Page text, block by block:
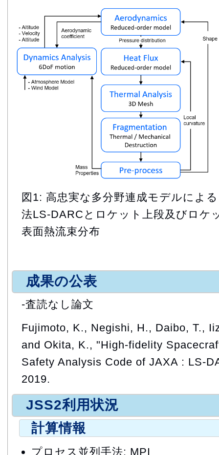
図1: 高忠実な多分野連成モデルによ
法LS-DARCとロケット上段及びロケ
表面熱流束分布
成果の公表
-査読なし論文
Fujimoto, K., Negishi, H., Daibo, T.,
and Okita, K., "High-fidelity
Safety Analysis Code of JAXA : LS-
2019.
JSS2利用状況
計算情報
プロセス並列手法: MPI